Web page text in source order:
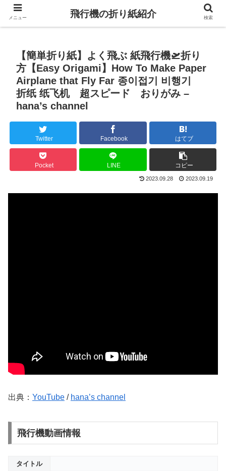
【簡単折り紙】よく飛ぶ 紙飛行機🛫折り
方【Easy Origami】How To Make Paper
Airplane that Fly Far 종이접기 비행기
折纸 纸飞机 超スピード おりがみ –
hana’s channel
Twitter Facebook はてブ
Pocket LINE コピー
2023.09.28 2023.09.19
出典： YouTube / hana’s channel
飛行機動画情報
タイトル
メニュー 飛行機の折り紙紹介 検索